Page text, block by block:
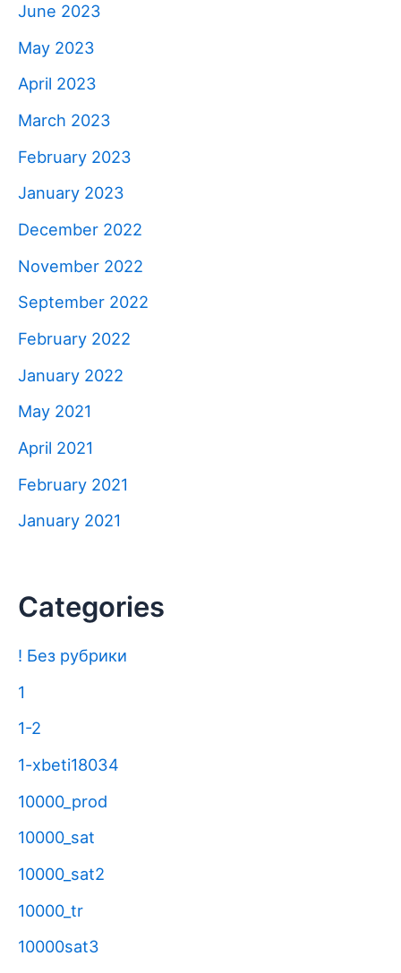
June 2023
May 2023
April 2023
March 2023
February 2023
January 2023
December 2022
November 2022
September 2022
February 2022
January 2022
May 2021
April 2021
February 2021
January 2021
Categories
! Без рубрики
1
1-2
1-xbeti18034
10000_prod
10000_sat
10000_sat2
10000_tr
10000sat3